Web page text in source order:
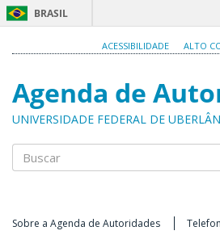
BRASIL
ACESSIBILIDADE ALTO
Agenda de
UNIVERSIDADE FEDERAL DE
Sobre a Agenda de Autoridades